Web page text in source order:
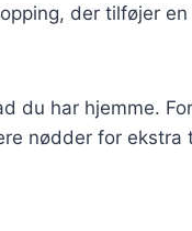
der tilføjer
du har hjemme.
nødder for ekstra